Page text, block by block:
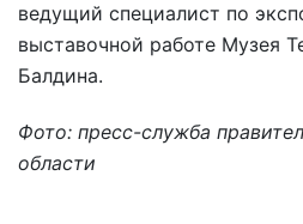
ведущий специалист по
выставочной работе Музея
Балдина.
Фото: пресс-служба
области